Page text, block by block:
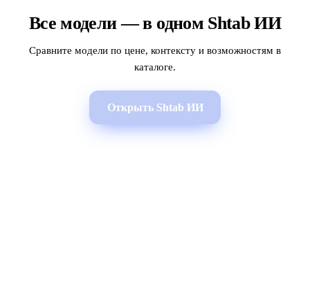
Все модели — в одном Shtab ИИ
Сравните модели по цене, контексту и возможностям в
каталоге.
Открыть Shtab ИИ